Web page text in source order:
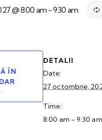
@ 8:00 am-9:30 am
ÎN
DETALII
Date:
27 octombrie,
Time:
8:00 am - 9:30 am